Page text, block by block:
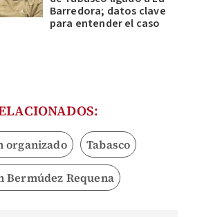
Barredora; datos clave
para entender el caso
organizado Tabasco
Bermúdez Requena